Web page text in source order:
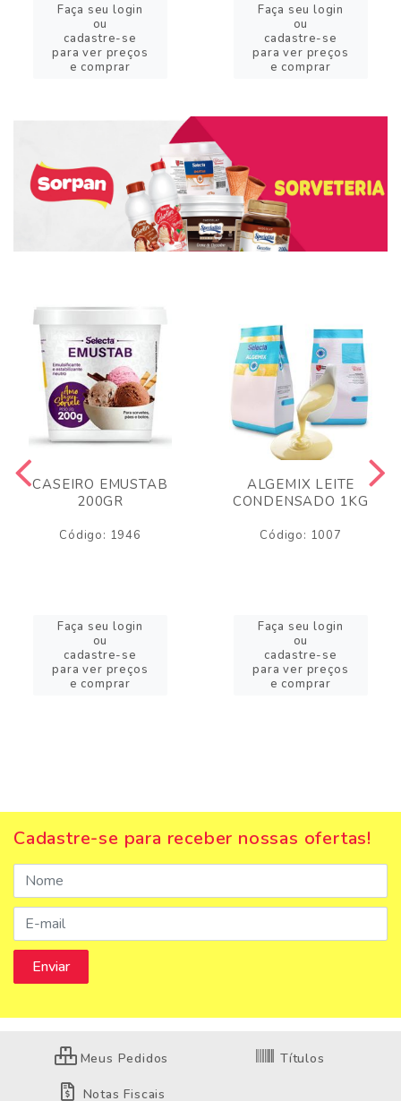
Faça seu login
ou
cadastre-se
para ver preços
e comprar
Faça seu login
ou
cadastre-se
para ver preços
e comprar
CASEIRO EMUSTAB
200GR
Código: 1946
Faça seu login
ou
cadastre-se
para ver preços
e comprar
ALGEMIX LEITE
CONDENSADO 1KG
Código: 1007
Faça seu login
ou
cadastre-se
para ver preços
e comprar
Cadastre-se para receber nossas ofertas!
Meus Pedidos Títulos
Notas Fiscais